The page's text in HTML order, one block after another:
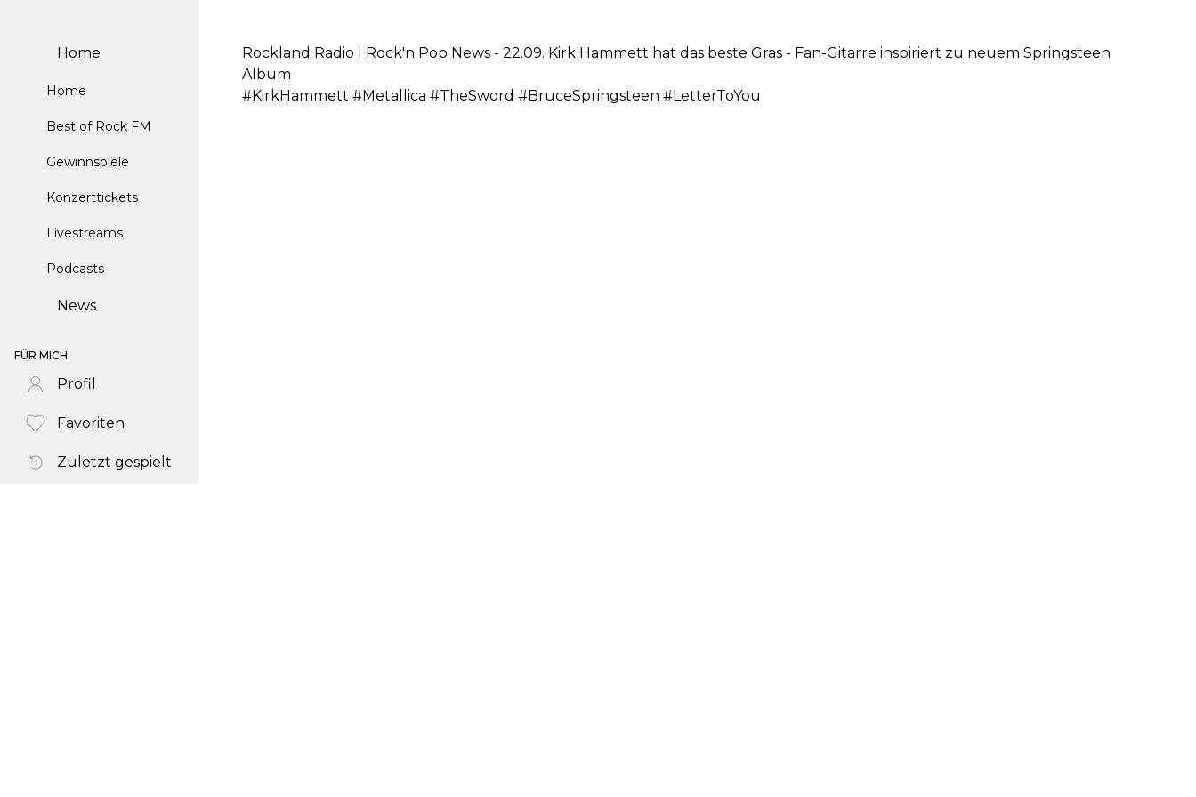
Home
Home
Best of Rock FM
Gewinnspiele
Konzerttickets
Livestreams
Podcasts
News
FÜR MICH
Profil
Favoriten
Zuletzt gespielt
Rockland Radio | Rock'n Pop News - 22.09. Kirk Hammett hat das beste Gras - Fan-Gitarre inspiriert zu neuem Springsteen
Album
#KirkHammett #Metallica #TheSword #BruceSpringsteen #LetterToYou